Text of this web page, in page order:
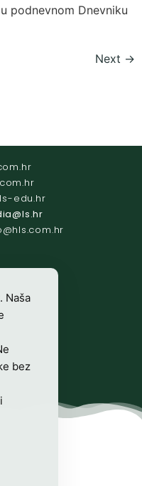
podnevnom Dnevniku
Next →
slh
rh.sl
rh.moc.slh
Naša
bez